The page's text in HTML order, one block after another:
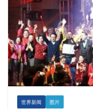
世界新闻 图片